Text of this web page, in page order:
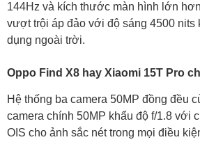
144Hz và kích thước màn hình lớn
vượt trội áp đảo với độ sáng 4500 nits
dụng ngoài trời.
Oppo Find X8 hay Xiaomi 15T Pro
Hệ thống ba camera 50MP đồng đều
camera chính 50MP khẩu độ f/1.8 với
OIS cho ảnh sắc nét trong mọi điều